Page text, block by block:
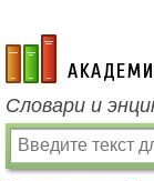
academic.ru
Словари и